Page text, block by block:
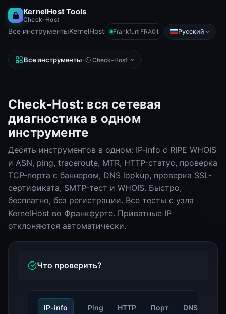
KernelHost Tools
Check-Host
Все инструментыKernelHost Frankfurt FRA01 Русский
Все инструменты · Check-Host
Check-Host: вся сетевая
диагностика в одном
инструменте
Десять инструментов в одном: IP-info с RIPE WHOIS
и ASN, ping, traceroute, MTR, HTTP-статус, проверка
TCP-порта с баннером, DNS lookup, проверка SSL-
сертификата, SMTP-тест и WHOIS. Быстро,
бесплатно, без регистрации. Все тесты с узла
KernelHost во Франкфурте. Приватные IP
отклоняются автоматически.
Что проверить?
IP-info Ping HTTP Порт DNS